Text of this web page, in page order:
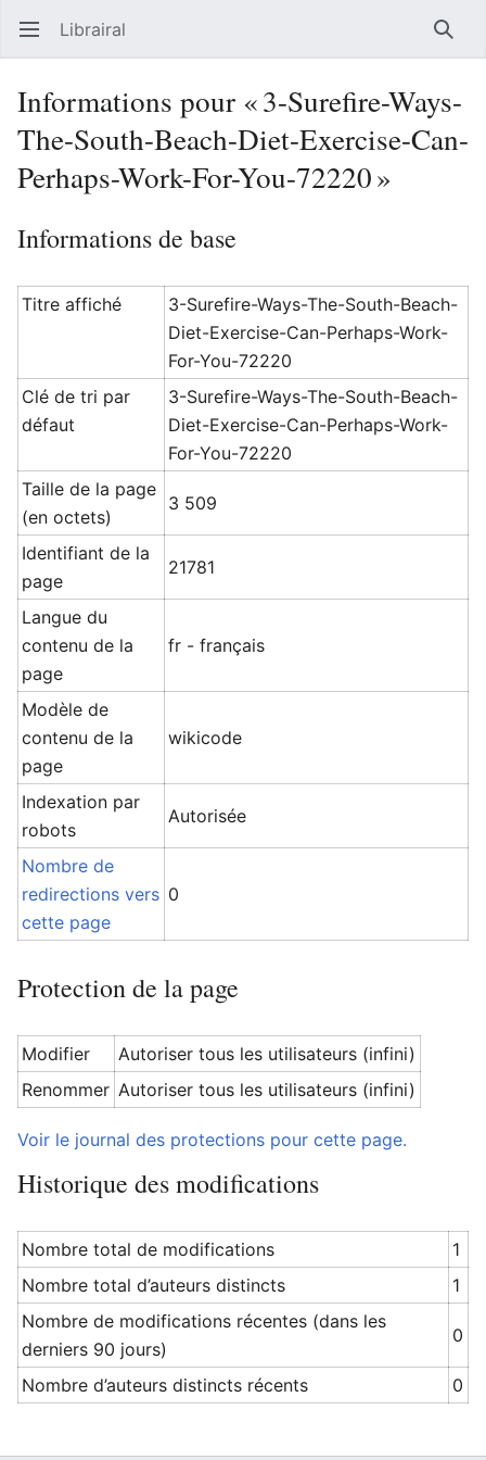
Ouvrir le menu principal Librairal
Informations pour « 3-Surefire-Ways-
The-South-Beach-Diet-Exercise-Can-
Perhaps-Work-For-You-72220 »
Informations de base
Titre affiché
3-Surefire-Ways-The-South-Beach-
Diet-Exercise-Can-Perhaps-Work-
For-You-72220
Clé de tri par
défaut
3-Surefire-Ways-The-South-Beach-
Diet-Exercise-Can-Perhaps-Work-
For-You-72220
Taille de la page
(en octets)
3 509
Identifiant de la
page
21781
Langue du
contenu de la
page
fr - français
Modèle de
contenu de la
page
wikicode
Indexation par
robots
Autorisée
Nombre de
redirections vers
cette page
0
Protection de la page
Modifier
Autoriser tous les utilisateurs (infini)
Renommer Autoriser tous les utilisateurs (infini)
Voir le journal des protections pour cette page.
Historique des modifications
Nombre total de modifications
1
Nombre total d’auteurs distincts
1
Nombre de modifications récentes (dans les
derniers 90 jours)
0
Nombre d’auteurs distincts récents 0